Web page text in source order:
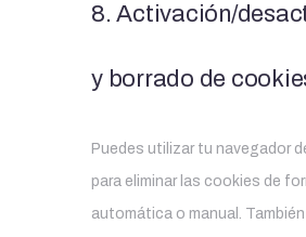
8. Activación/
y borrado de
Puedes utilizar tu navegador
para eliminar las cookies de
automática o manual.